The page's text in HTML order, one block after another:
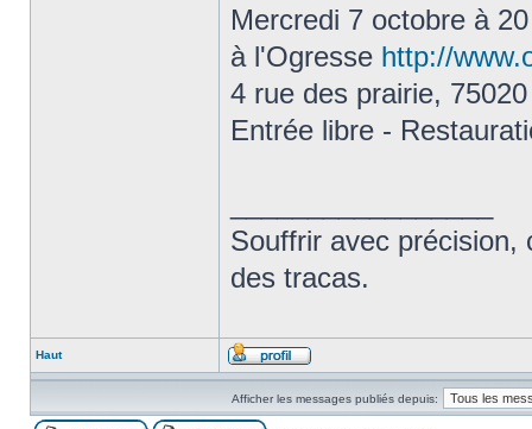
Mercredi 7 octobre à
à l'Ogresse http://
4 rue des prairie, 75020
Entrée libre -
Souffrir avec précision,
des tracas.
Haut
Afficher les messages publiés depuis: